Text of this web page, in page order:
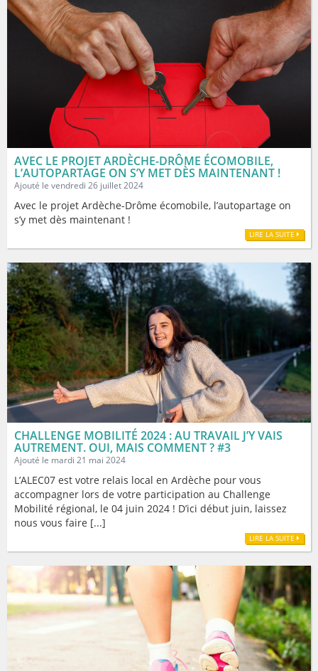
AVEC LE PROJET ARDÈCHE-DRÔME ÉCOMOBILE,
L’AUTOPARTAGE ON S’Y MET DÈS MAINTENANT !
Ajouté le vendredi 26 juillet 2024
Avec le projet Ardèche-Drôme écomobile, l’autopartage on
s’y met dès maintenant !
LIRE LA SUITE
CHALLENGE MOBILITÉ 2024 : AU TRAVAIL J’Y VAIS
AUTREMENT. OUI, MAIS COMMENT ? #3
Ajouté le mardi 21 mai 2024
L’ALEC07 est votre relais local en Ardèche pour vous
accompagner lors de votre participation au Challenge
Mobilité régional, le 04 juin 2024 ! D’ici début juin, laissez
nous vous faire [...]
LIRE LA SUITE